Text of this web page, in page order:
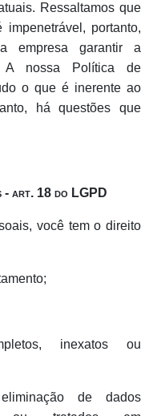
Ressaltamos que
portanto,
empresa garantir a
A nossa Política de
o que é inerente ao
há questões que
- art. 18 do LGPD
você tem o direito
inexatos ou
de dados